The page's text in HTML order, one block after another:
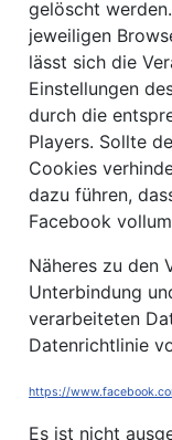
gelöscht
jeweiligen
lässt sich die
Einstellungen
durch die
Players. Sollte
Cookies
dazu führen,
Facebook
Näheres zu den
Unterbindung
verarbeiteten
Datenrichtlinie
https://
Es ist nicht